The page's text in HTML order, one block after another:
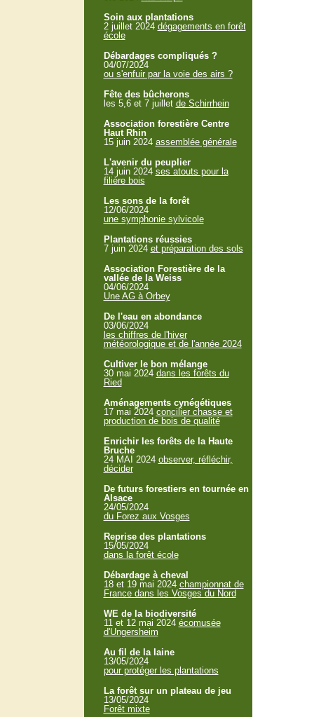
Soin aux plantations
2 juillet 2024 dégagements en forêt
école
Débardages compliqués ?
04/07/2024
ou s'enfuir par la voie des airs ?
Fête des bûcherons
les 5,6 et 7 juillet de Schirrhein
Association forestière Centre
Haut Rhin
15 juin 2024 assemblée générale
L'avenir du peuplier
14 juin 2024 ses atouts pour la
filière bois
Les sons de la forêt
12/06/2024
une symphonie sylvicole
Plantations réussies
7 juin 2024 et préparation des sols
Association Forestière de la
vallée de la Weiss
04/06/2024
Une AG à Orbey
De l'eau en abondance
03/06/2024
les chiffres de l'hiver
météorologique et de l'année 2024
Cultiver le bon mélange
30 mai 2024 dans les forêts du
Ried
Aménagements cynégétiques
17 mai 2024 concilier chasse et
production de bois de qualité
Enrichir les forêts de la Haute
Bruche
24 MAI 2024 observer, réfléchir,
décider
De futurs forestiers en tournée en
Alsace
24/05/2024
du Forez aux Vosges
Reprise des plantations
15/05/2024
dans la forêt école
Débardage à cheval
18 et 19 mai 2024 championnat de
France dans les Vosges du Nord
WE de la biodiversité
11 et 12 mai 2024 écomusée
d'Ungersheim
Au fil de la laine
13/05/2024
pour protéger les plantations
La forêt sur un plateau de jeu
13/05/2024
Forêt mixte